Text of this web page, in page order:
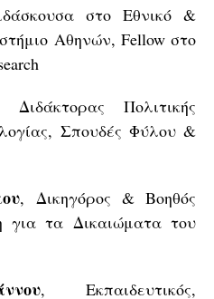
στο Εθνικό &
Αθηνών, Fellow στο
Διδάκτορας Πολιτικής
Σπουδές Φύλου &
, Δικηγόρος & Βοηθός
για τα Δικαιώματα του
, Εκπαιδευτικός,